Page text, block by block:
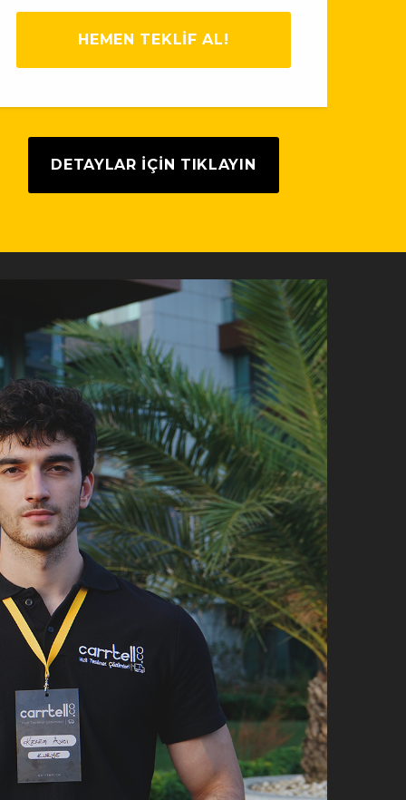
HEMEN TEKLİF AL!
DETAYLAR IÇIN TIKLAYIN